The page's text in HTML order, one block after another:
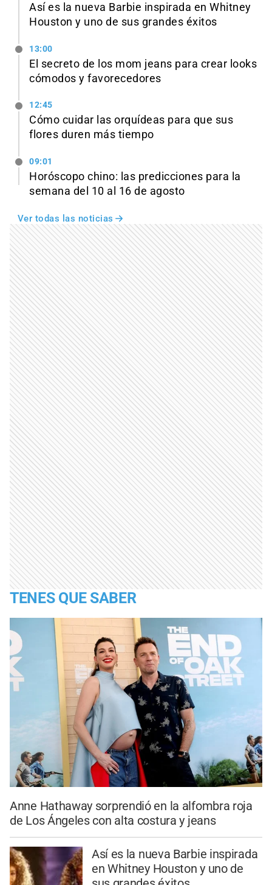
Así es la nueva Barbie inspirada en Whitney
Houston y uno de sus grandes éxitos
13:00
El secreto de los mom jeans para crear looks
cómodos y favorecedores
12:45
Cómo cuidar las orquídeas para que sus
flores duren más tiempo
09:01
Horóscopo chino: las predicciones para la
semana del 10 al 16 de agosto
Ver todas las noticias
TENES QUE SABER
Anne Hathaway sorprendió en la alfombra roja
de Los Ángeles con alta costura y jeans
Así es la nueva Barbie inspirada
en Whitney Houston y uno de